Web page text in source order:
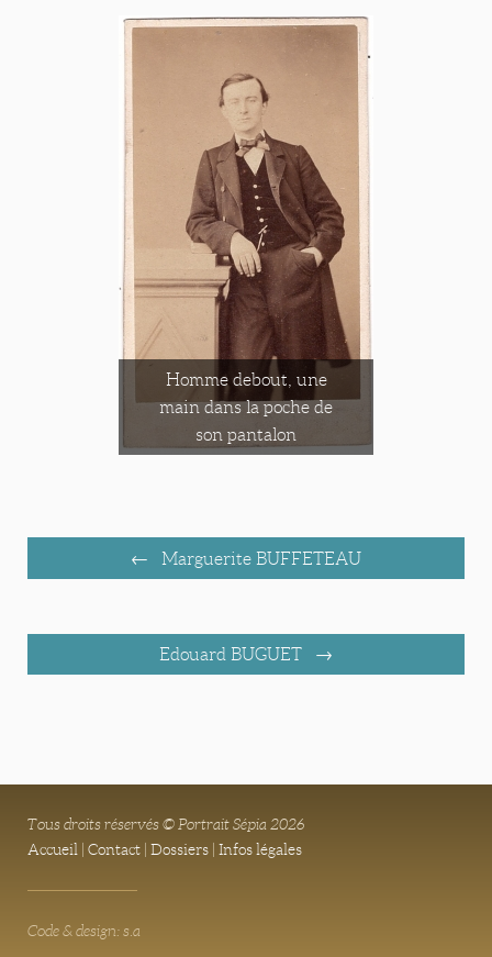
Homme debout, une
main dans la poche de
son pantalon
Marguerite BUFFETEAU
Edouard BUGUET
Tous droits réservés © Portrait Sépia 2026
Accueil Contact Dossiers Infos légales
Code & design: s.a